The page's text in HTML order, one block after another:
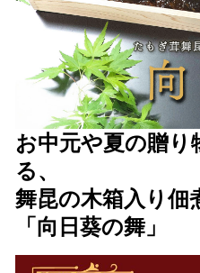
お中元や夏の贈り
る、
舞昆の木箱入り佃
「向日葵の舞」